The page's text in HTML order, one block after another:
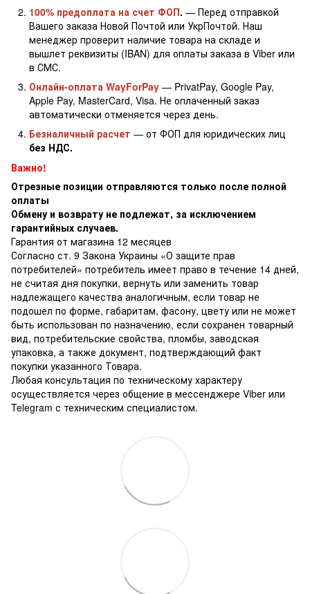
100% предоплата на счет ФОП. — Перед отправкой
Вашего заказа Новой Почтой или УкрПочтой. Наш
менеджер проверит наличие товара на складе и
вышлет реквизиты (IBAN) для оплаты заказа в Viber или
в СМС.
Онлайн-оплата WayForPay — PrivatPay, Google Pay,
Apple Pay, MasterCard, Visa. Не оплаченный заказ
автоматически отменяется через день.
Безналичный расчет — от ФОП для юридических лиц
без НДС.
Важно!
Отрезные позиции отправляются только после полной
оплаты
Обмену и возврату не подлежат, за исключением
гарантийных случаев.
Гарантия от магазина 12 месяцев
Согласно ст. 9 Закона Украины «О защите прав
потребителей» потребитель имеет право в течение 14 дней,
не считая дня покупки, вернуть или заменить товар
надлежащего качества аналогичным, если товар не
подошел по форме, габаритам, фасону, цвету или не может
быть использован по назначению, если сохранен товарный
вид, потребительские свойства, пломбы, заводская
упаковка, а также документ, подтверждающий факт
покупки указанного Товара.
Любая консультация по техническому характеру
осуществляется через общение в мессенджере Viber или
Telegram с техническим специалистом.